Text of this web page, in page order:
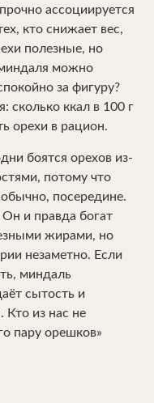
ассоциируется
кто снижает вес,
полезные, но
можно
за фигуру?
сколько ккал в 100 г
орехи в рацион.
боятся орехов из-
потому что
посередине.
и правда богат
жирами, но
незаметно. Если
миндаль
сытость и
Кто из нас не
пару орешков»